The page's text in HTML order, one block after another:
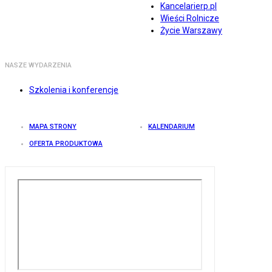
Kancelarierp.pl
Wieści Rolnicze
Życie Warszawy
NASZE WYDARZENIA
Szkolenia i konferencje
MAPA STRONY KALENDARIUM
OFERTA PRODUKTOWA